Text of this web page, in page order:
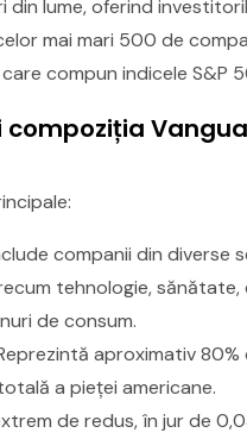
din lume, oferind
mai mari 500 de
compun indicele S&P
companii din diverse
tehnologie, sănătate,
de consum.
aproximativ 80%
a pieței americane.
de redus, în jur de